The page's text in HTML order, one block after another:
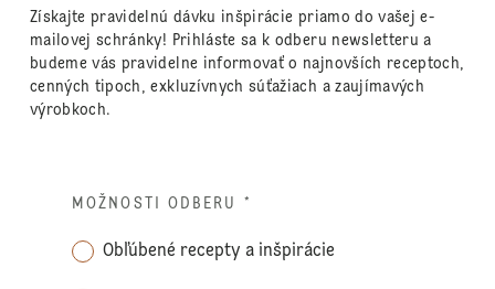
Získajte pravidelnú dávku inšpirácie priamo do vašej e-
mailovej schránky! Prihláste sa k odberu newsletteru a
budeme vás pravidelne informovať o najnovších receptoch,
cenných tipoch, exkluzívnych súťažiach a zaujímavých
výrobkoch.
MOŽNOSTI ODBERU *
Obľúbené recepty a inšpirácie